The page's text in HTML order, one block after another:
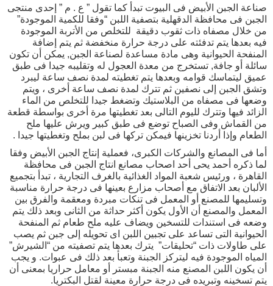
صناعة الجبن الأبيض فى البيوت تبدأ كما تقول ” ع . م ” إحدى منتجى
الجبن فى محافظة الدقهلية بتصفية اللبن “وفقا للكمية الموجودة”
من خلال مصفاه ذات ثقوب دقيقة للتخلص من الأتربة الموجودة
فيه بعدها يتم تدفئته على درجة حرارة منخفضة ثم يتم إضافة
المنفحة الحيوانية وهى مادة مساعدة لصناعة الجبن, يمكن أن تكون
سائلة أو جافة, تستخرج من معدة العجول له وتقليبه جيدا فى طبق
عميق ليتماسك قوامه وبعدها يتم تغطيته لمدة نصف ساعة ليبرد
وتشق الجبن إلى نصفين ثم تترك لمدة نصف ساعة أخرى ، ويتم
وضعها فى مصفاه من البلاستيك وتضغط جيدا للتخلص من الماء
الزائد فيها وتترك لليوم التالى بعد تغطيتها مرة أخرى بواسطة قطعة
من القماش وفى الصباح توضع فى طبق كبير ويرش عليها ملح
الطعام وإذا أردنا تخزينها فيمكن تركها فى لبن بملح وتغطيتها جيدا .
أما فى المصانع والشركات الكبرى، فعملية إنتاج الجبن الأبيض وفقا
لما ذكره أحمد يحى أحد اصحاب مصانع انتاج الجبن فى محافظة
القاهرة ، ورئيس شعبة المواد الغذائية بالغرف التجارية ، تبدأ بتجميع
الألبان بعد الاتفاق مع أصحاب مزارع بعينها فى درجة حرارة مناسبة
وتسليمها للمصنع أو المعمل فى تنكات مبردة ومعقمة والفرق بين
المعمل والمصنع أن الأول يكون أكثر حداثة من الثانى وبعد ذلك يتم
وضعه فى استندات للتسخين ويضاف عليه ملح طعام ثم المنفحة
الحيوانية التى تساعد على تجبين اللبن اى تحويله إلى جبن ثم يصب
على طاولات ذات “تحليقات” يترك بعدها يتم تصفيته من “الشيرش”
المياه الموجودة فيه ليتركز الجبنة وتعبأ بعد ذلك فى عبوات. و يجب
أن يكون اللبن المصنع منه الجبنة مبستر أو معامل حراريا بمعنى أن
يتم تسخينه وتبريده فى درجة حرارة معينة لقتل البكتريا.